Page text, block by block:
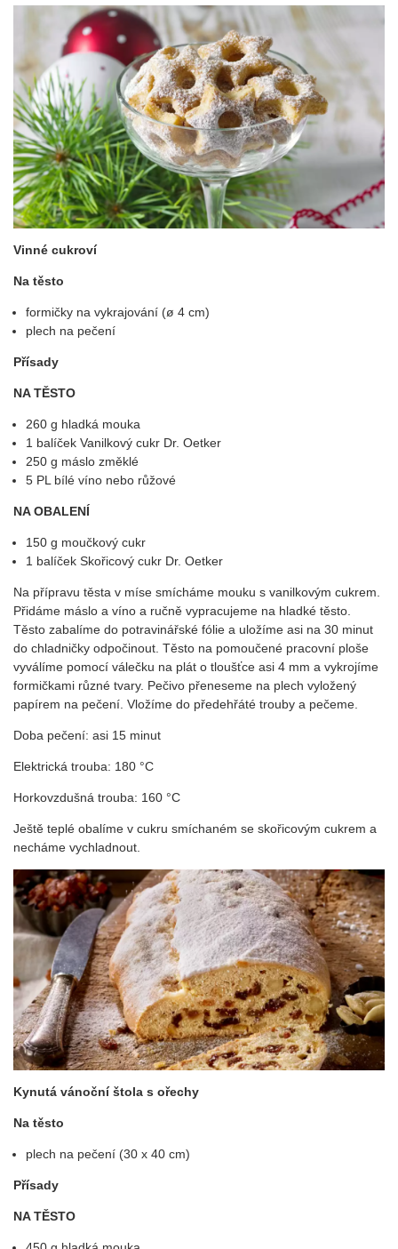
Vinné cukroví
Na těsto
formičky na vykrajování (ø 4 cm)
plech na pečení
Přísady
NA TĚSTO
260 g hladká mouka
1 balíček Vanilkový cukr Dr. Oetker
250 g máslo změklé
5 PL bílé víno nebo růžové
NA OBALENÍ
150 g moučkový cukr
1 balíček Skořicový cukr Dr. Oetker
Na přípravu těsta v míse smícháme mouku s vanilkovým cukrem.
Přidáme máslo a víno a ručně vypracujeme na hladké těsto.
Těsto zabalíme do potravinářské fólie a uložíme asi na 30 minut
do chladničky odpočinout. Těsto na pomoučené pracovní ploše
vyválíme pomocí válečku na plát o tloušťce asi 4 mm a vykrojíme
formičkami různé tvary. Pečivo přeneseme na plech vyložený
papírem na pečení. Vložíme do předehřáté trouby a pečeme.
Doba pečení: asi 15 minut
Elektrická trouba: 180 °C
Horkovzdušná trouba: 160 °C
Ještě teplé obalíme v cukru smíchaném se skořicovým cukrem a
necháme vychladnout.
Kynutá vánoční štola s ořechy
Na těsto
plech na pečení (30 x 40 cm)
Přísady
NA TĚSTO